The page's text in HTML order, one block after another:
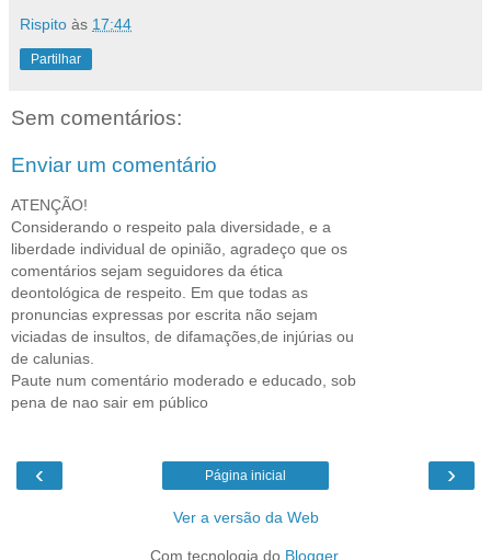
Rispito às 17:44
Partilhar
Sem comentários:
Enviar um comentário
ATENÇÃO!
Considerando o respeito pala diversidade, e a
liberdade individual de opinião, agradeço que os
comentários sejam seguidores da ética
deontológica de respeito. Em que todas as
pronuncias expressas por escrita não sejam
viciadas de insultos, de difamações,de injúrias ou
de calunias.
Paute num comentário moderado e educado, sob
pena de nao sair em público
‹ ›
Página inicial
Ver a versão da Web
Com tecnologia do Blogger.